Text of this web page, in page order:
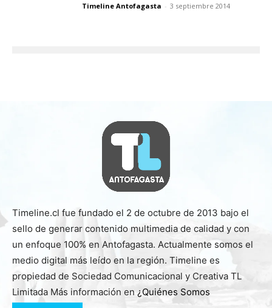
Timeline Antofagasta - 3 septiembre 2014
Timeline.cl fue fundado el 2 de octubre de 2013 bajo el
sello de generar contenido multimedia de calidad y con
un enfoque 100% en Antofagasta. Actualmente somos el
medio digital más leído en la región. Timeline es
propiedad de Sociedad Comunicacional y Creativa TL
Limitada Más información en ¿Quiénes Somos